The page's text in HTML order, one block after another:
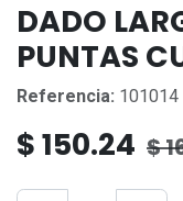
DADO
PUNTAS
Referencia: 101014
$150.24 $